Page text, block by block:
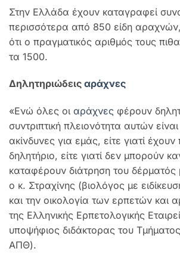
Στην Ελλάδα έχουν καταγραφεί
περισσότερα από 850 είδη αραχνών,
ότι ο πραγματικός αριθμός τους
τα 1500.
Δηλητηριώδεις αράχνες
«Ενώ όλες οι αράχνες φέρουν
συντριπτική πλειονότητα αυτών
ακίνδυνες για εμάς, είτε γιατί
δηλητήριο, είτε γιατί δεν μπορούν
καταφέρουν διάτρηση του
ο κ. Στραχίνης (βιολόγος με
και την οικολογία των ερπετών και
της Ελληνικής Ερπετολογικής
υποψήφιος διδάκτορας του
ΑΠΘ).